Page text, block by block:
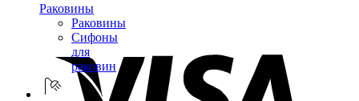
Раковины
Раковины
Сифоны
для
раковин